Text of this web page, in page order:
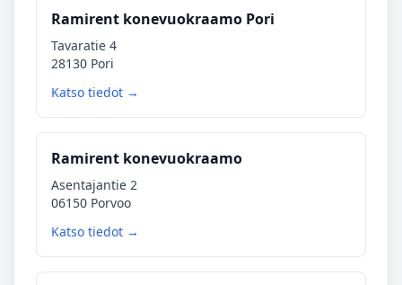
Ramirent konevuokraamo Pori
Tavaratie 4
28130 Pori
Katso tiedot →
Ramirent konevuokraamo
Asentajantie 2
06150 Porvoo
Katso tiedot →